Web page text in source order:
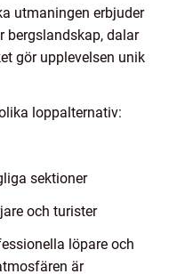
utmaningen erbjuder
bergslandskap, dalar
gör upplevelsen unik
loppalternativ:
sektioner
och turister
löpare och
är